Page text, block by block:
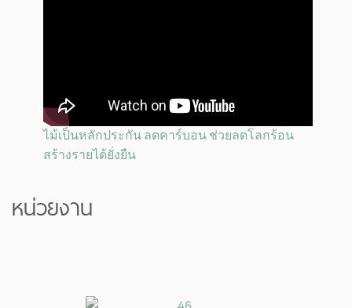
ไม้เป็นหลักประกัน ลดคาร์บอน ช่วยลดโลกร้อน
สร้างรายได้ยั่งยืน
หน่วยงาน